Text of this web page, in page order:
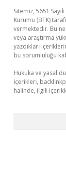
Sitemiz, 5651
Kurumu (BTK)
vermektedir. Bu
veya araştırma
yazdıkları
bu sorumluluğu
Hukuka ve yasal
içerikleri,
halinde, ilgili